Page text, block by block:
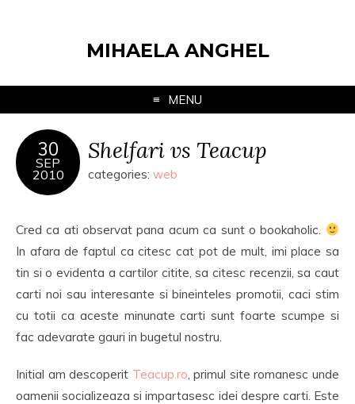
MIHAELA ANGHEL
MENU
30
SEP
2010
Shelfari vs Teacup
categories: web
Cred ca ati observat pana acum ca sunt o bookaholic.
In afara de faptul ca citesc cat pot de mult, imi place sa
tin si o evidenta a cartilor citite, sa citesc recenzii, sa caut
carti noi sau interesante si bineinteles promotii, caci stim
cu totii ca aceste minunate carti sunt foarte scumpe si
fac adevarate gauri in bugetul nostru.
Initial am descoperit Teacup.ro, primul site romanesc unde
oamenii socializeaza si impartasesc idei despre carti. Este